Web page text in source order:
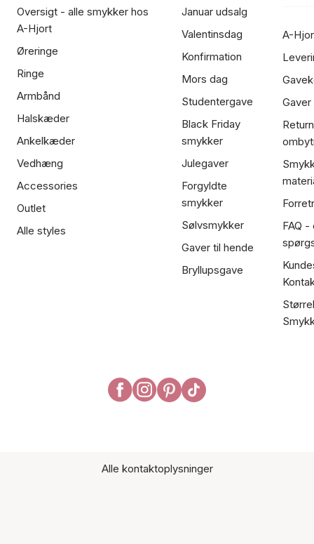
Oversigt - alle smykker hos
A-Hjort
Øreringe
Ringe
Armbånd
Halskæder
Ankelkæder
Vedhæng
Accessories
Outlet
Alle styles
Januar udsalg
Valentinsdag
Konfirmation
Mors dag
Studentergave
Black Friday
smykker
Julegaver
Forgyldte
smykker
Sølvsmykker
Gaver til hende
Bryllupsgave
A-
FAQ
Alle kontaktoplysninger